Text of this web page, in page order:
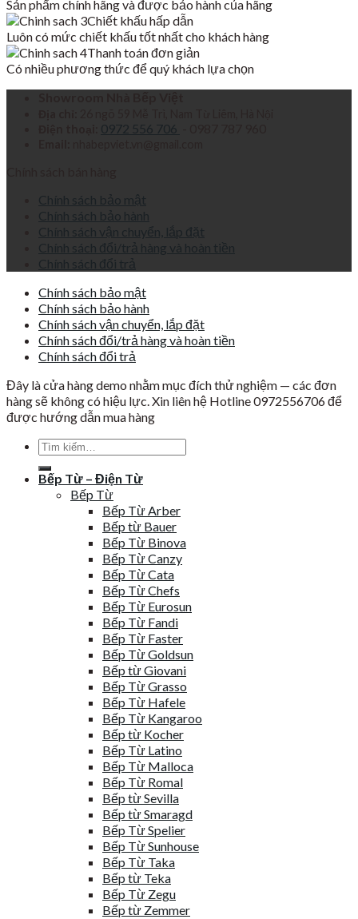
Sản phẩm chính hãng và được bảo hành của hãng
Chiết khấu hấp dẫn
Luôn có mức chiết khấu tốt nhất cho khách hàng
Thanh toán đơn giản
Có nhiều phương thức để quý khách lựa chọn
0972 556 706
Chính sách bảo mật
Chính sách bảo hành
Chính sách vận chuyển, lắp đặt
Chính sách đổi/trả hàng và hoàn tiền
Chính sách đổi trả
Chính sách bảo mật
Chính sách bảo hành
Chính sách vận chuyển, lắp đặt
Chính sách đổi/trả hàng và hoàn tiền
Chính sách đổi trả
Đây là cửa hàng demo nhằm mục đích thử nghiệm — các đơn
hàng sẽ không có hiệu lực. Xin liên hệ Hotline 0972556706 để
được hướng dẫn mua hàng
Tìm
kiếm:
Bếp Từ – Điện Từ
Bếp Từ
Bếp Từ Arber
Bếp từ Bauer
Bếp Từ Binova
Bếp Từ Canzy
Bếp Từ Cata
Bếp Từ Chefs
Bếp Từ Eurosun
Bếp Từ Fandi
Bếp Từ Faster
Bếp Từ Goldsun
Bếp từ Giovani
Bếp Từ Grasso
Bếp Từ Hafele
Bếp Từ Kangaroo
Bếp từ Kocher
Bếp Từ Latino
Bếp Từ Malloca
Bếp Từ Romal
Bếp từ Sevilla
Bếp từ Smaragd
Bếp Từ Spelier
Bếp Từ Sunhouse
Bếp Từ Taka
Bếp từ Teka
Bếp Từ Zegu
Bếp từ Zemmer